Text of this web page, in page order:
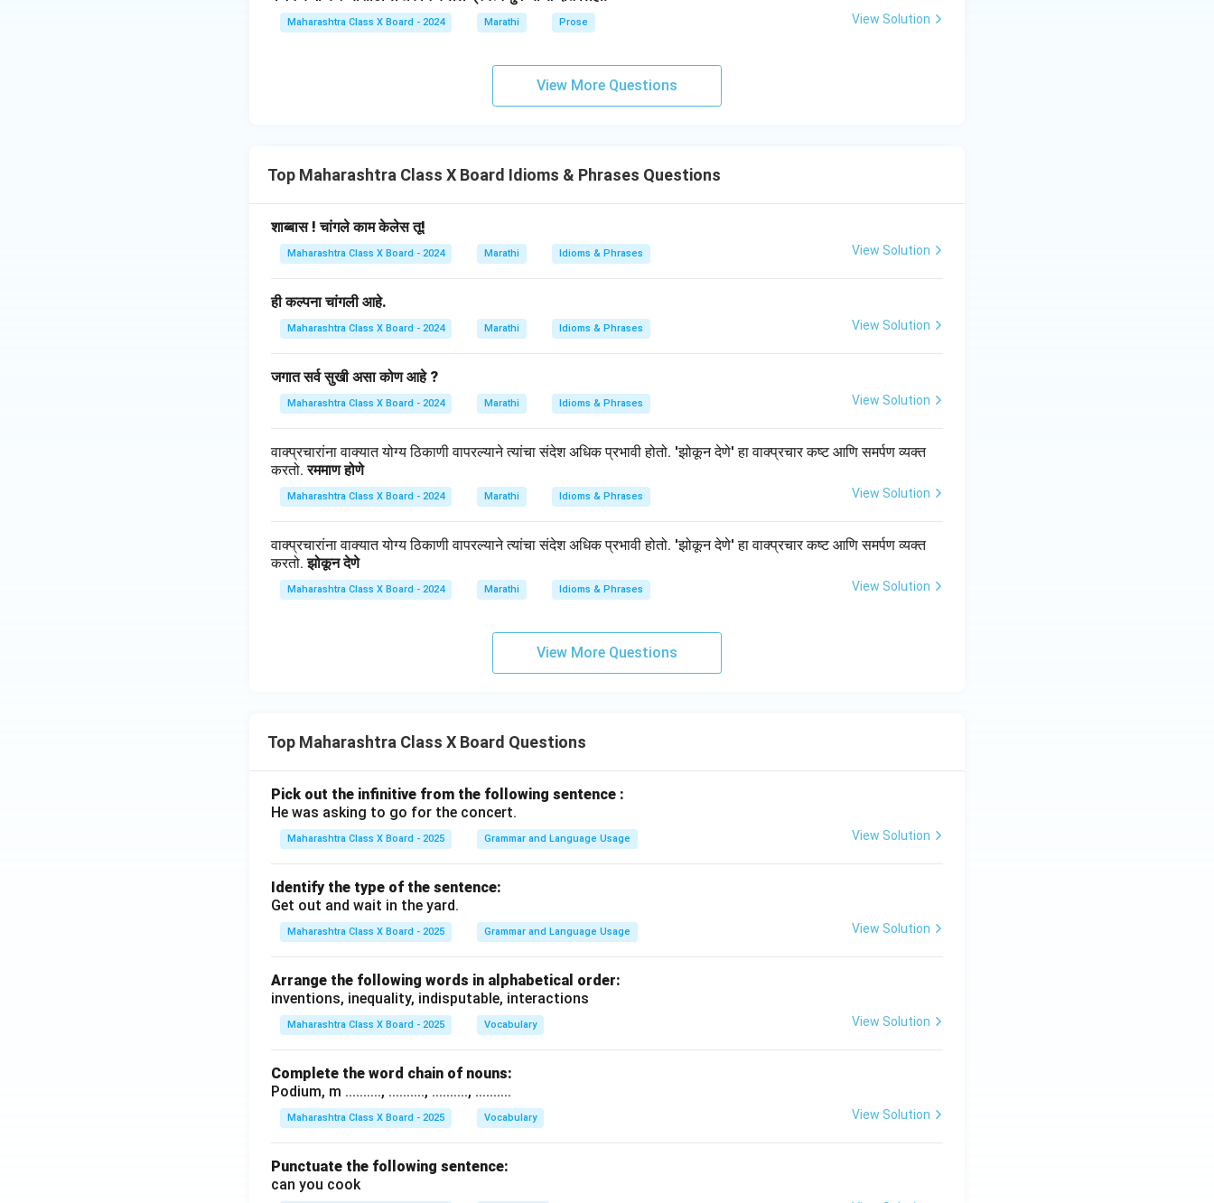
w
Maharashtra Class X Board - 2024 Marathi Prose View Solution
View More Questions
Top Maharashtra Class X Board Idioms & Phrases Questions
शाब्बास ! चांगले काम केलेस तू!
Maharashtra Class X Board - 2024 Marathi Idioms & Phrases View Solution
ही कल्पना चांगली आहे.
Maharashtra Class X Board - 2024 Marathi Idioms & Phrases View Solution
जगात सर्व सुखी असा कोण आहे ?
Maharashtra Class X Board - 2024 Marathi Idioms & Phrases View Solution
वाक्प्रचारांना वाक्यात योग्य ठिकाणी वापरल्याने त्यांचा संदेश अधिक प्रभावी होतो. 'झोकून देणे' हा वाक्प्रचार कष्ट आणि समर्पण व्यक्त
करतो.रममाण होणे
Maharashtra Class X Board - 2024 Marathi Idioms & Phrases View Solution
वाक्प्रचारांना वाक्यात योग्य ठिकाणी वापरल्याने त्यांचा संदेश अधिक प्रभावी होतो. 'झोकून देणे' हा वाक्प्रचार कष्ट आणि समर्पण व्यक्त
करतो.झोकून देणे
Maharashtra Class X Board - 2024 Marathi Idioms & Phrases View Solution
View More Questions
Top Maharashtra Class X Board Questions
Pick out the infinitive from the following sentence :
He was asking to go for the concert.
Maharashtra Class X Board - 2025 Grammar and Language Usage View Solution
Identify the type of the sentence:
Get out and wait in the yard.
Maharashtra Class X Board - 2025 Grammar and Language Usage View Solution
Arrange the following words in alphabetical order:
inventions, inequality, indisputable, interactions
Maharashtra Class X Board - 2025 Vocabulary View Solution
Complete the word chain of nouns:
Podium, m .........., .........., .........., ..........
Maharashtra Class X Board - 2025 Vocabulary View Solution
Punctuate the following sentence:
can you cook